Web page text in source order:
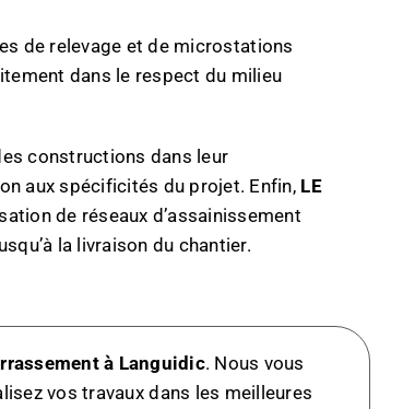
de relevage et de microstations
dans le respect du milieu
constructions dans leur
aux spécificités du projet. Enfin, LE
de réseaux d’assainissement
la livraison du chantier.
à Languidic. Nous vous
vos travaux dans les meilleures